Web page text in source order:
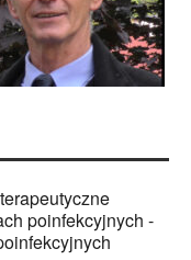
poinfekcyjnych -